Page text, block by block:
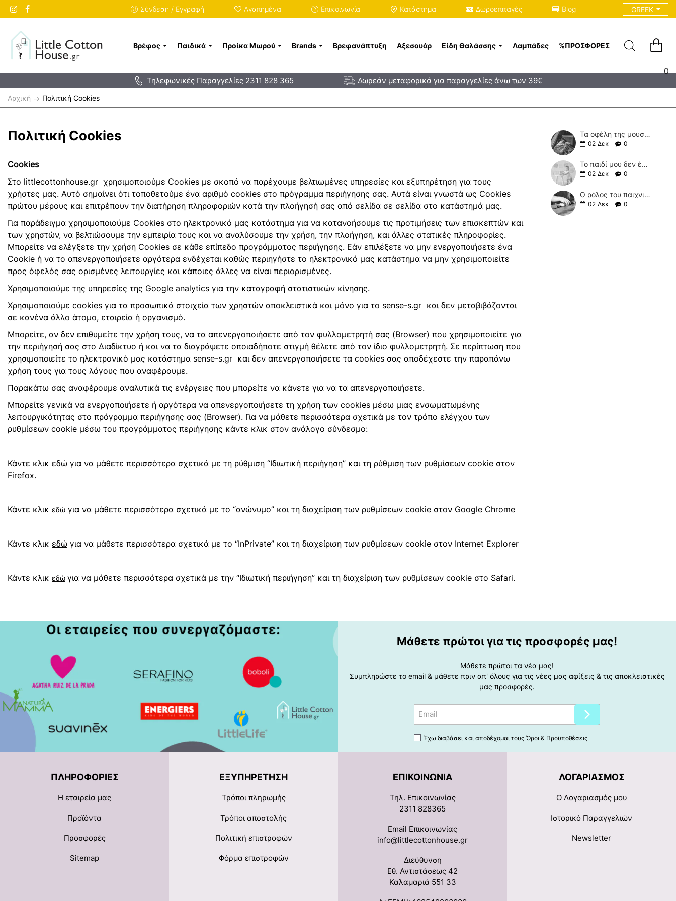
GREEK
Σύνδεση / Εγγραφή Αγαπημένα Επικοινωνία Κατάστημα Δωροεπιταγές Blog
Βρέφος Παιδικά Προίκα Μωρού Brands Βρεφανάπτυξη Αξεσουάρ Είδη Θαλάσσης Λαμπάδες %ΠΡΟΣΦΟΡΈΣ
0
Τηλεφωνικές Παραγγελίες 2311 828 365 Δωρεάν μεταφορικά για παραγγελίες άνω των 39€
h
o
Πολιτική Cookies
Πολιτική Cookies
Cookies
Στο littlecottonhouse.gr χρησιμοποιούμε Cookies με σκοπό να παρέχουμε βελτιωμένες υπηρεσίες και εξυπηρέτηση για τους
χρήστες μας. Αυτό σημαίνει ότι τοποθετούμε ένα αριθμό cookies στο πρόγραμμα περιήγησης σας. Αυτά είναι γνωστά ως Cookies
πρώτου μέρους και επιτρέπουν την διατήρηση πληροφοριών κατά την πλοήγησή σας από σελίδα σε σελίδα στο κατάστημά μας.
Για παράδειγμα χρησιμοποιούμε Cookies στο ηλεκτρονικό μας κατάστημα για να κατανοήσουμε τις προτιμήσεις των επισκεπτών και
των χρηστών, να βελτιώσουμε την εμπειρία τους και να αναλύσουμε την χρήση, την πλοήγηση, και άλλες στατικές πληροφορίες.
Μπορείτε να ελέγξετε την χρήση Cookies σε κάθε επίπεδο προγράμματος περιήγησης. Εάν επιλέξετε να μην ενεργοποιήσετε ένα
Cookie ή να το απενεργοποιήσετε αργότερα ενδέχεται καθώς περιηγήστε το ηλεκτρονικό μας κατάστημα να μην χρησιμοποιείτε
προς όφελός σας ορισμένες λειτουργίες και κάποιες άλλες να είναι περιορισμένες.
Χρησιμοποιούμε της υπηρεσίες της Google analytics για την καταγραφή στατιστικών κίνησης.
Χρησιμοποιούμε cookies για τα προσωπικά στοιχεία των χρηστών αποκλειστικά και μόνο για το sense-s.gr και δεν μεταβιβάζονται
σε κανένα άλλο άτομο, εταιρεία ή οργανισμό.
Μπορείτε, αν δεν επιθυμείτε την χρήση τους, να τα απενεργοποιήσετε από τον φυλλομετρητή σας (Browser) που χρησιμοποιείτε για
την περιήγησή σας στο Διαδίκτυο ή και να τα διαγράψετε οποιαδήποτε στιγμή θέλετε από τον ίδιο φυλλομετρητή. Σε περίπτωση που
χρησιμοποιείτε το ηλεκτρονικό μας κατάστημα sense-s.gr και δεν απενεργοποιήσετε τα cookies σας αποδέχεστε την παραπάνω
χρήση τους για τους λόγους που αναφέρουμε.
Παρακάτω σας αναφέρουμε αναλυτικά τις ενέργειες που μπορείτε να κάνετε για να τα απενεργοποιήσετε.
Μπορείτε γενικά να ενεργοποιήσετε ή αργότερα να απενεργοποιήσετε τη χρήση των cookies μέσω μιας ενσωματωμένης
λειτουργικότητας στο πρόγραμμα περιήγησης σας (Browser). Για να μάθετε περισσότερα σχετικά με τον τρόπο ελέγχου των
ρυθμίσεων cookie μέσω του προγράμματος περιήγησης κάντε κλικ στον ανάλογο σύνδεσμο:
Κάντε κλικ εδώ για να μάθετε περισσότερα σχετικά με τη ρύθμιση “Ιδιωτική περιήγηση” και τη ρύθμιση των ρυθμίσεων cookie στον
Firefox.
Κάντε κλικ εδώ για να μάθετε περισσότερα σχετικά με το “ανώνυμο” και τη διαχείριση των ρυθμίσεων cookie στον Google Chrome
Κάντε κλικ εδώ για να μάθετε περισσότερα σχετικά με το “InPrivate” και τη διαχείριση των ρυθμίσεων cookie στον Internet Explorer
Κάντε κλικ εδώ για να μάθετε περισσότερα σχετικά με την “Ιδιωτική περιήγηση” και τη διαχείριση των ρυθμίσεων cookie στο Safari.
Τα οφέλη της μουσικής και του νανουρίσματος στα μωρά!
02 Δεκ 0
Το παιδί μου δεν έχει περπατήσει ακόμη.
02 Δεκ 0
Ο ρόλος του παιχνιδιού στο παιδί!
02 Δεκ 0
Μάθετε πρώτοι για τις προσφορές μας!
Μάθετε πρώτοι τα νέα μας!
Συμπληρώστε το email & μάθετε πριν απ' όλους για τις νέες μας αφίξεις & τις αποκλειστικές
μας προσφορές.
Έχω διαβάσει και αποδέχομαι τους Όροι & Προϋποθέσεις
ΠΛΗΡΟΦΟΡΊΕΣ
Η εταιρεία μας
Προϊόντα
Προσφορές
Sitemap
ΕΞΥΠΗΡΈΤΗΣΗ
Τρόποι πληρωμής
Τρόποι αποστολής
Πολιτική επιστροφών
Φόρμα επιστροφών
ΕΠΙΚΟΙΝΩΝΊΑ
Τηλ. Επικοινωνίας
2311 828365
Email Επικοινωνίας
info@littlecottonhouse.gr
Διεύθυνση
Εθ. Αντιστάσεως 42
Καλαμαριά 551 33
ΛΟΓΑΡΙΑΣΜΌΣ
Ο Λογαριασμός μου
Ιστορικό Παραγγελιών
Newsletter